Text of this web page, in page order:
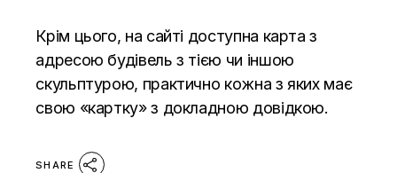
Крім цього, на сайті доступна карта з
адресою будівель з тією чи іншою
скульптурою, практично кожна з яких має
свою «картку» з докладною довідкою.
SHARE